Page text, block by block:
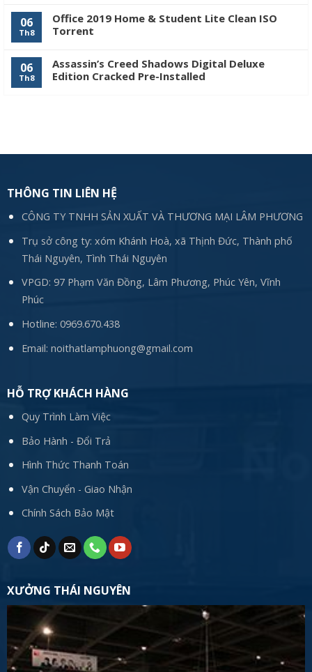
06
Th8
Office 2019 Home & Student Lite Clean ISO
Tоrrеnt
06
Th8
Assassin’s Creed Shadows Digital Deluxe
Edition Cracked Pre-Installed
THÔNG TIN LIÊN HỆ
CÔNG TY TNHH SẢN XUẤT VÀ THƯƠNG MẠI LÂM PHƯƠNG
Trụ sở công ty: xóm Khánh Hoà, xã Thịnh Đức, Thành phố
Thái Nguyên, Tình Thái Nguyên
VPGD: 97 Phạm Văn Đồng, Lâm Phương, Phúc Yên, Vĩnh
Phúc
Hotline: 0969.670.438
Email: noithatlamphuong@gmail.com
HỖ TRỢ KHÁCH HÀNG
Quy Trình Làm Việc
Bảo Hành - Đổi Trả
Hình Thức Thanh Toán
Vận Chuyển - Giao Nhận
Chính Sách Bảo Mật
XƯỞNG THÁI NGUYÊN